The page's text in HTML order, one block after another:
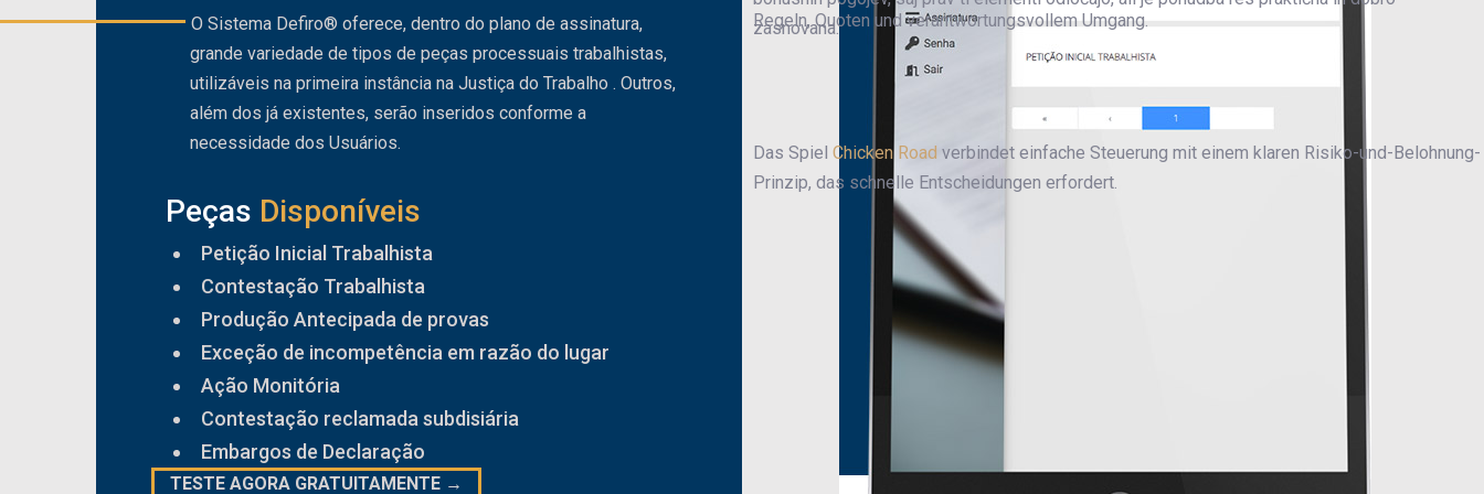
O Sistema Defiro® oferece, dentro do plano de assinatura,
grande variedade de tipos de peças processuais trabalhistas,
utilizáveis na primeira instância na Justiça do Trabalho . Outros,
além dos já existentes, serão inseridos conforme a
necessidade dos Usuários.
Peças Disponíveis
Petição Inicial Trabalhista
Contestação Trabalhista
Produção Antecipada de provas
Exceção de incompetência em razão do lugar
Ação Monitória
Contestação reclamada subdisiária
Embargos de Declaração
TESTE AGORA GRATUITAMENTE →
zasnovana.
Regeln, Quoten und verantwortungsvollem Umgang.
Das Spiel Chicken Road verbindet einfache Steuerung mit einem klaren Risiko-und-Belohnung-
Prinzip, das schnelle Entscheidungen erfordert.